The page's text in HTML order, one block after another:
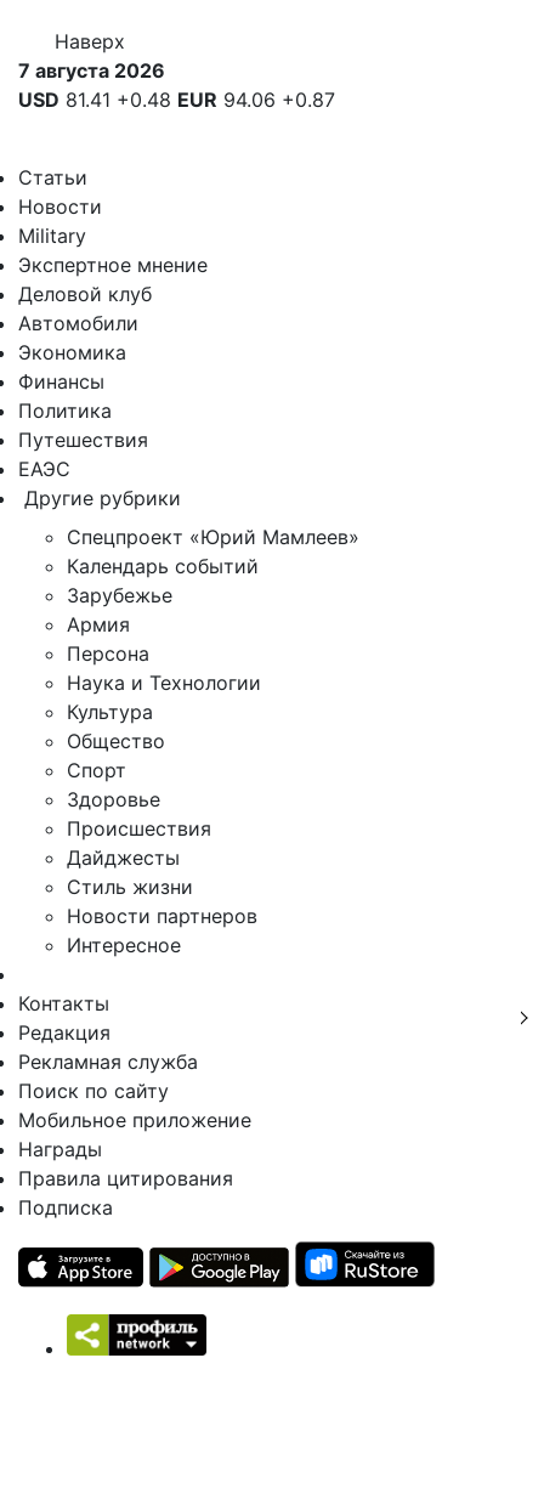
Наверх
7 августа 2026
USD 81.41 +0.48 EUR 94.06 +0.87
Статьи
Новости
Military
Экспертное мнение
Деловой клуб
Автомобили
Экономика
Финансы
Политика
Путешествия
ЕАЭС
Другие рубрики
Спецпроект «Юрий Мамлеев»
Календарь событий
Зарубежье
Армия
Персона
Наука и Технологии
Культура
Общество
Спорт
Здоровье
Происшествия
Дайджесты
Стиль жизни
Новости партнеров
Интересное
Контакты
Редакция
Рекламная служба
Поиск по сайту
Мобильное приложение
Награды
Правила цитирования
Подписка